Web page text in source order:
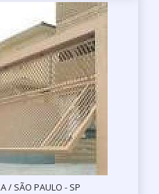
/ SÃO PAULO - SP